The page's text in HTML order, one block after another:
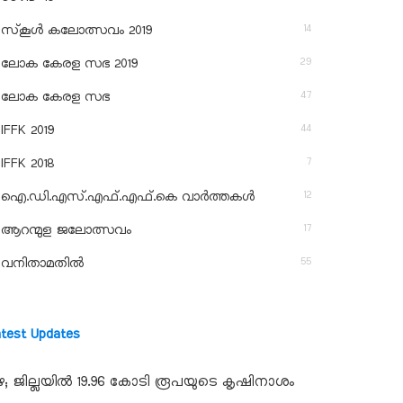
സ്‌കൂള്‍ കലോത്സവം 2019 14
ലോക കേരള സഭ 2019 29
ലോക കേരള സഭ 47
IFFK 2019 44
IFFK 2018 7
ഐ.ഡി.എസ്.എഫ്.എഫ്.കെ വാർത്തകൾ 12
ആറന്മുള ജലോത്സവം 17
വനിതാമതിൽ 55
Updates
ജില്ലയില്‍ 19.96 കോടി രൂപയുടെ കൃഷിനാശം